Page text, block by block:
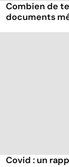
Combien de
documents
Covid : un